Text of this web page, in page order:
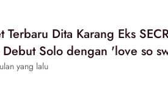
Terbaru Dita Karang Eks
Debut Solo dengan 'love so
yang lalu